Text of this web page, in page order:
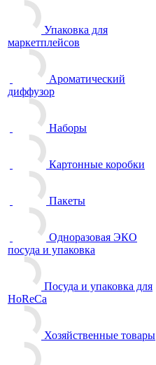
Упаковка для
маркетплейсов
Ароматический
диффузор
Наборы
Картонные коробки
Пакеты
Одноразовая ЭКО
посуда и упаковка
Посуда и упаковка для
HoReCa
Хозяйственные товары